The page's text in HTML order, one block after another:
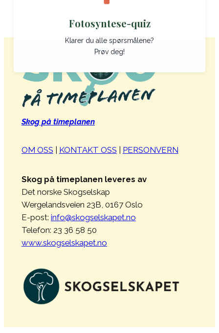
Fotosyntese-quiz
Klarer du alle spørsmålene?
Prøv deg!
Skog på timeplanen
OM OSS KONTAKT OSS PERSONVERN
Skog på timeplanen leveres av
Det norske Skogselskap
Wergelandsveien 23B, 0167 Oslo
E-post: info@skogselskapet.no
Telefon: 23 36 58 50
www.skogselskapet.no